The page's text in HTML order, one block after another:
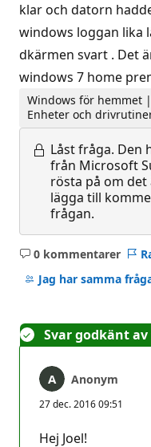
klar och datorn
windows loggan lika
dkärmen svart . Det
windows 7 home
Windows för hemmet
Enheter och
Låst fråga. Den
från Microsoft
rösta på om
lägga till
frågan.
0 kommentarer
Inga
kommentarer
Jag har samma
Svar godkänt
Anonym
27 dec. 2016 09:51
Hej Joel!